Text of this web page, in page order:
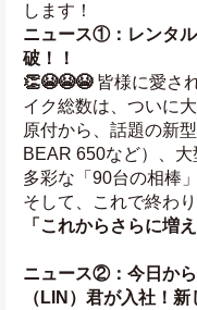
します！
ニュース①：レンタ
破！！
👏😭😭😭 皆様に愛さ
イク総数は、ついに
原付から、話題の新
BEAR 650など）、
多彩な「90台の相棒
そして、これで終わ
「これからさらに増
ニュース②：今日か
（LIN）君が入社！